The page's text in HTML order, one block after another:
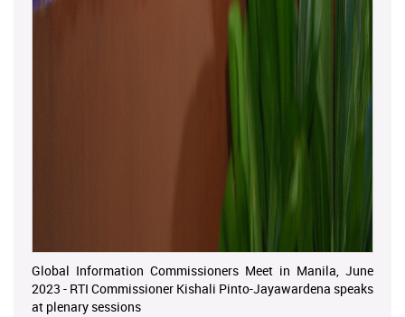
Global Information Commissioners Meet in Manila, June
2023 - RTI Commissioner Kishali Pinto-Jayawardena speaks
at plenary sessions